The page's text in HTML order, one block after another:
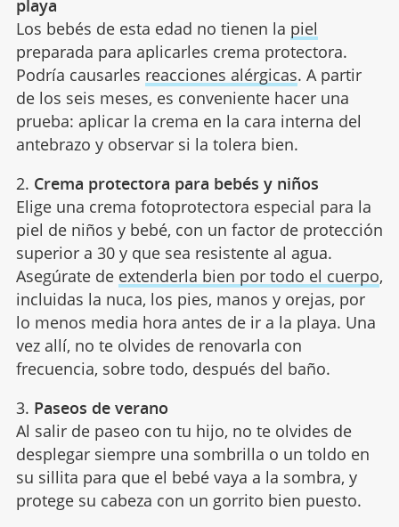
playa
Los bebés de esta edad no tienen la piel
preparada para aplicarles crema protectora.
Podría causarles reacciones alérgicas. A partir
de los seis meses, es conveniente hacer una
prueba: aplicar la crema en la cara interna del
antebrazo y observar si la tolera bien.
2. Crema protectora para bebés y niños
Elige una crema fotoprotectora especial para la
piel de niños y bebé, con un factor de protección
superior a 30 y que sea resistente al agua.
Asegúrate de extenderla bien por todo el cuerpo,
incluidas la nuca, los pies, manos y orejas, por
lo menos media hora antes de ir a la playa. Una
vez allí, no te olvides de renovarla con
frecuencia, sobre todo, después del baño.
3. Paseos de verano
Al salir de paseo con tu hijo, no te olvides de
desplegar siempre una sombrilla o un toldo en
su sillita para que el bebé vaya a la sombra, y
protege su cabeza con un gorrito bien puesto.